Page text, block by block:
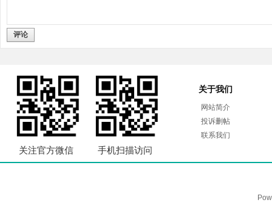
评论
关注官方微信 手机扫描访问
关于我们
网站简介
投诉删帖
联系我们